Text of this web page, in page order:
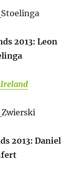
2013: Leon
2013: Daniel